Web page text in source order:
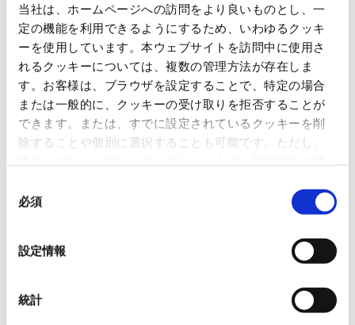
当社は、ホームページへの訪問をより良いものとし、一
定の機能を利用できるようにするため、いわゆるクッキ
ーを使用しています。本ウェブサイトを訪問中に使用さ
れるクッキーについては、複数の管理方法が存在しま
す。お客様は、ブラウザを設定することで、特定の場合
または一般的に、クッキーの受け取りを拒否することが
できます。または、すでに設定されているクッキーを削
除することや個別に選択することも可能です。ただし、
いるので、ご注意ください。これらのクッキーが受け入
れられない場合、本ウェブサイトの機能が制限される場
必須
設定情報
統計
グループ紹介映像【日本語版】
2026.07.17
事業紹介
動画
使用済み化粧品容器をネームプ
レートへリサイクル
化粧品・健康食品メーカーの株式会社ファンケル（以下、「ファ
「周南 蚤の市2026 ×周南本屋通
日本紙パルプ商事は、2026年5月30日および31日に山口県...